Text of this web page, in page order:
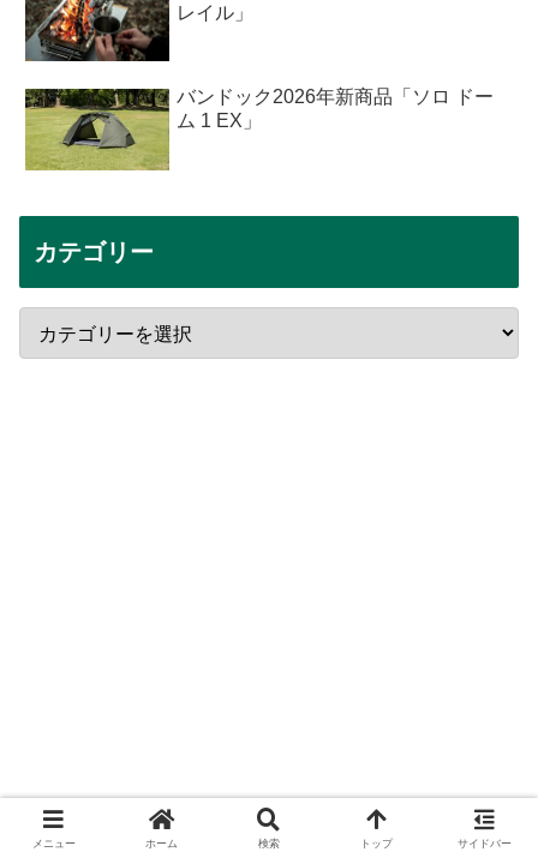
レイル」
バンドック2026年新商品「ソロ ドー
ム 1 EX」
カテゴリー
メニュー ホーム 検索 トップ サイドバー